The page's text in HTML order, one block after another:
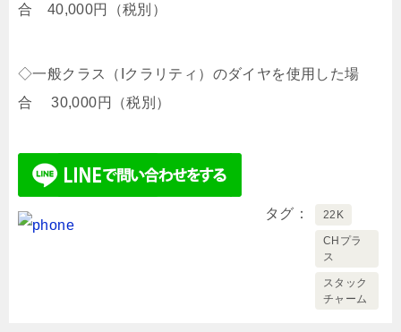
合 40,000円（税別）
◇一般クラス（Iクラリティ）のダイヤを使用した場
合 30,000円（税別）
タグ 22K
CHプラ
ス
スタック
チャーム